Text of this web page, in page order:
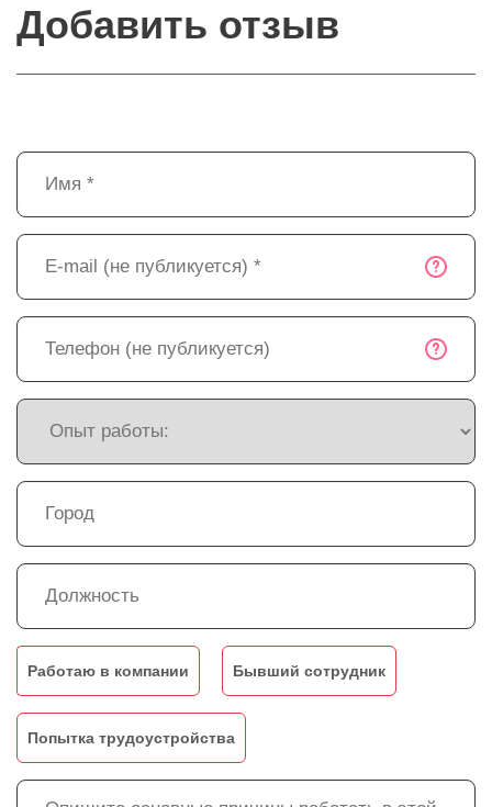
Добавить отзыв
Работаю в компании Бывший сотрудник
Попытка трудоустройства